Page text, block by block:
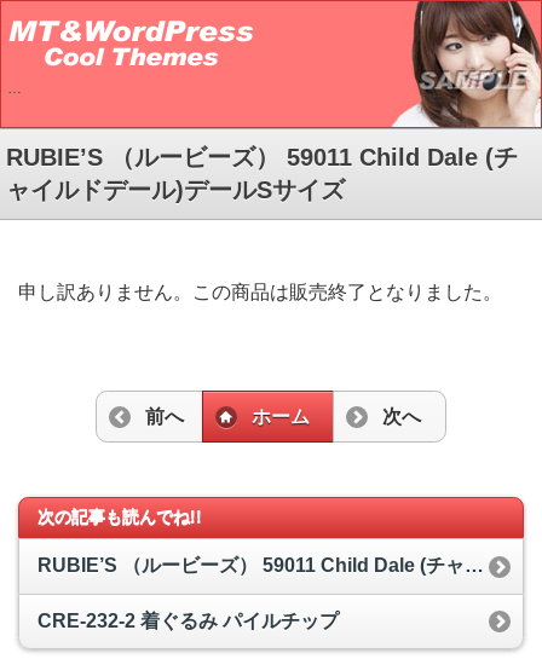
…
RUBIE’S （ルービーズ） 59011 Child Dale (チ
ャイルドデール)デールSサイズ
申し訳ありません。この商品は販売終了となりました。
前へ ホーム 次へ
次の記事も読んでね!!
RUBIE’S （ルービーズ） 59011 Child Dale (チャイルドデール) デールMサイズ
CRE-232-2 着ぐるみ パイルチップ